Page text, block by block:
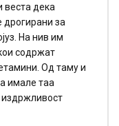
веста дека
дрогирани за
На нив им
содржат
Од таму и
имале таа
издржливост